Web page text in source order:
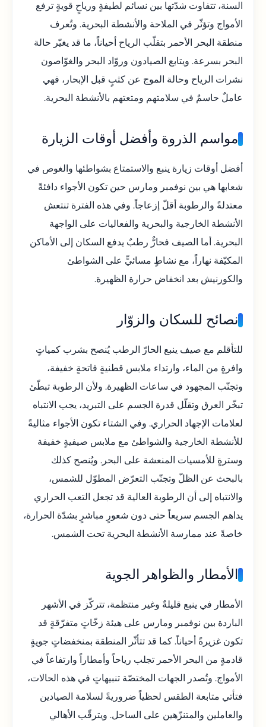
السنة، تتفاوت شدّتها بين نسائم لطيفةٍ ورياحٍ قويةٍ ترفع
الأمواج وتؤثّر في الملاحة والأنشطة البحرية. وتُعرف
منطقة البحر الأحمر بتقلّب الرياح أحياناً، ما قد يغيّر حالة
البحر بسرعة. ويتابع الصيادون وروّاد البحر والغوّاصون
نشرات الرياح وحالة الموج عن كثبٍ قبل الإبحار، فهي
عاملٌ حاسمٌ في سلامتهم ومتعتهم بالأنشطة البحرية.
مواسم الذروة وأفضل أوقات الزيارة
أفضل أوقات زيارة ينبع والاستمتاع بشواطئها والغوص في
شعابها هي بين نوفمبر ومارس حين تكون الأجواء دافئةً
معتدلةً والرطوبة أقلّ إزعاجاً. وفي هذه الفترة تنتعش
الأنشطة الخارجية والبحرية والفعاليات على الواجهة
البحرية. أما الصيف فحارٌّ رطبٌ يدفع السكان إلى الأماكن
المكيّفة نهاراً، مع نشاطٍ مسائيٍّ على الشواطئ
والكورنيش بعد انخفاض حرارة الظهيرة.
نصائح للسكان والزوّار
للتأقلم مع صيف ينبع الحارّ الرطب يُنصح بشرب كمياتٍ
وافرةٍ من الماء، وارتداء ملابس قطنيةٍ فاتحةٍ خفيفة،
وتجنّب المجهود في ساعات الظهيرة. ولأن الرطوبة تبطّئ
تبخّر العرق وتقلّل قدرة الجسم على التبريد، يجب الانتباه
لعلامات الإجهاد الحراري. وفي الشتاء تكون الأجواء مثاليةً
للأنشطة الخارجية والشواطئ مع ملابس صيفيةٍ خفيفة
وسترةٍ للأمسيات المنعشة على البحر. ويُنصح كذلك
بالبحث عن الظلّ وتجنّب التعرّض المطوّل للشمس،
والانتباه إلى أن الرطوبة العالية قد تجعل التعب الحراري
يداهم الجسم سريعاً حتى دون شعورٍ مباشرٍ بشدّة الحرارة،
خاصةً عند ممارسة الأنشطة البحرية تحت الشمس.
الأمطار والظواهر الجوية
الأمطار في ينبع قليلةٌ وغير منتظمة، تتركّز في الأشهر
الباردة بين نوفمبر ومارس على هيئة زخّاتٍ متفرّقةٍ قد
تكون غزيرةً أحياناً. كما قد تتأثّر المنطقة بمنخفضاتٍ جويةٍ
قادمةٍ من البحر الأحمر تجلب رياحاً وأمطاراً وارتفاعاً في
الأمواج. وتُصدر الجهات المختصّة تنبيهاتٍ في هذه الحالات،
فتأتي متابعة الطقس لحظياً ضروريةً لسلامة الصيادين
والعاملين والمتنزّهين على الساحل. ويترقّب الأهالي